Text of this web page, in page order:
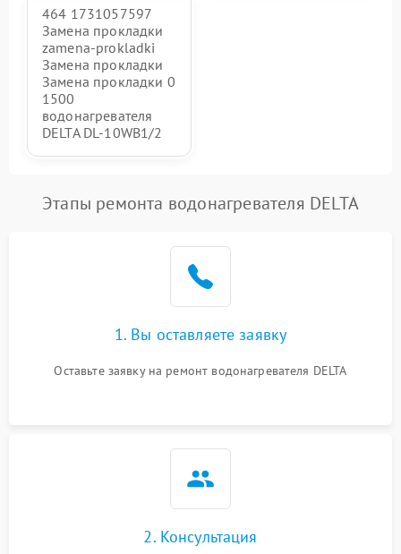
464 1731057597
Замена прокладки
zamena-prokladki
Замена прокладки
Замена прокладки 0
1500
водонагревателя
DELTA DL-10WB1/2
Этапы ремонта водонагревателя DELTA
1. Вы оставляете заявку
Оставьте заявку на ремонт водонагревателя DELTA
2. Консультация